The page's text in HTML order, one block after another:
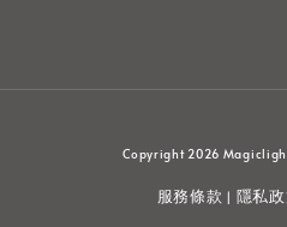
Copyright 2026
服務條款 | 隱私